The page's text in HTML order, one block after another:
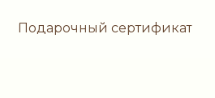
Подарочный сертификат